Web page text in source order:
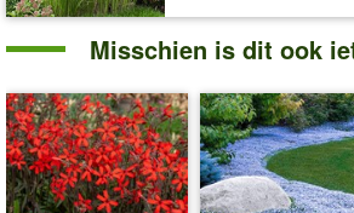
Misschien is dit ook